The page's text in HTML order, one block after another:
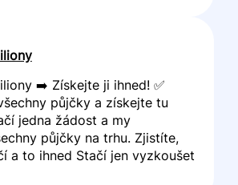
➡️ Získejte ji ihned! ✅
půjčky a získejte tu
jedna žádost a my
půjčky na trhu. Zjistíte,
a to ihned Stačí jen vyzkoušet